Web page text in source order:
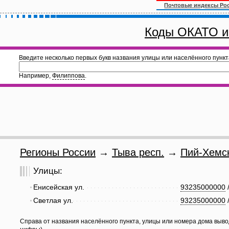
Почтовые индексы
Коды ОКАТО
Введите несколько первых букв названия улицы или населённого
Например, Филиппова.
Регионы России → Тыва респ. → Пий-
Улицы:
93235000000
Енисейская ул.
93235000000
Светлая ул.
Справа от названия населённого пункта, улицы или номера дома